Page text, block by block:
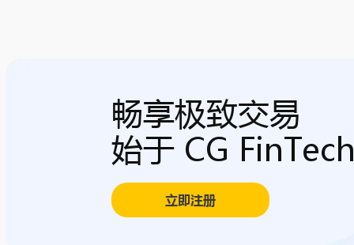
畅享极致交易
始于 CG
立即注册